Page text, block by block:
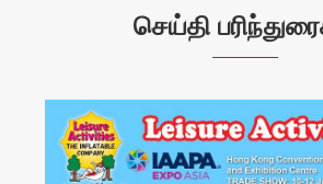
செய்தி